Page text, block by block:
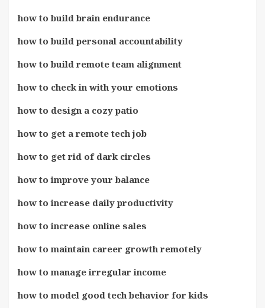
how to build brain endurance
how to build personal accountability
how to build remote team alignment
how to check in with your emotions
how to design a cozy patio
how to get a remote tech job
how to get rid of dark circles
how to improve your balance
how to increase daily productivity
how to increase online sales
how to maintain career growth remotely
how to manage irregular income
how to model good tech behavior for kids